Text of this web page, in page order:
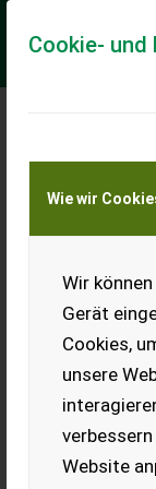
Cookie-
Wie wir
Wir
Gerät
Cookies,
unsere
Website
Meine
Transport
Sonstige
Technische
Es handelt sich
bestehend aus
EUR 11.700